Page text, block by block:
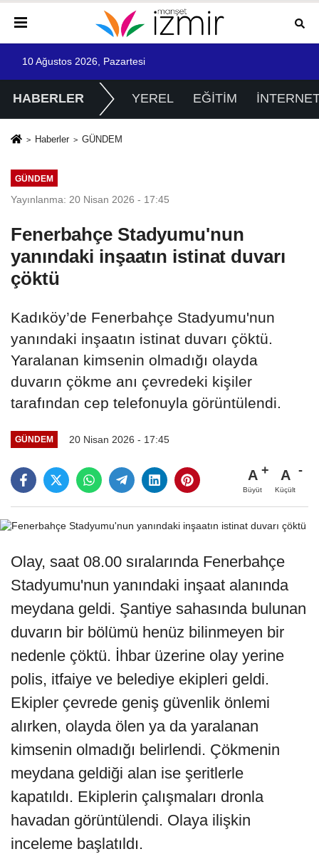
10 Ağustos 2026, Pazartesi
HABERLER YEREL EĞİTİM
Haberler GÜNDEM
GÜNDEM
Yayınlanma: 20 Nisan 2026 - 17:45
Fenerbahçe Stadyumu'nun
yanındaki inşaatın istinat duvarı
çöktü
Kadıköy’de Fenerbahçe Stadyumu'nun
yanındaki inşaatın istinat duvarı çöktü.
Yaralanan kimsenin olmadığı olayda
duvarın çökme anı çevredeki kişiler
tarafından cep telefonuyla görüntülendi.
GÜNDEM 20 Nisan 2026 - 17:45
A
Büyüt
A
Küçült
Olay, saat 08.00 sıralarında Fenerbahçe
Stadyumu'nun yanındaki inşaat alanında
meydana geldi. Şantiye sahasında bulunan
duvarın bir bölümü henüz bilinmeyen bir
nedenle çöktü. İhbar üzerine olay yerine
polis, itfaiye ve belediye ekipleri geldi.
Ekipler çevrede geniş güvenlik önlemi
alırken, olayda ölen ya da yaralanan
kimsenin olmadığı belirlendi. Çökmenin
meydana geldiği alan ise şeritlerle
kapatıldı. Ekiplerin çalışmaları dronla
havadan görüntülendi. Olaya ilişkin
inceleme başlatıldı.